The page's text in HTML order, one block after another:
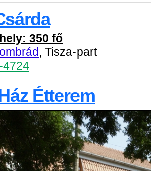
350 fő
, Tisza-part
4724
Étterem